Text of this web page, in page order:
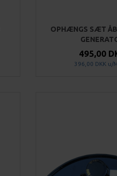
OPHÆNGS SÆT
495,00
396,00 DKK u/